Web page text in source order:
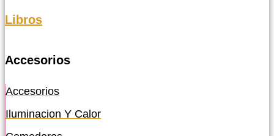
Libros
Accesorios
Accesorios
Iluminacion Y Calor